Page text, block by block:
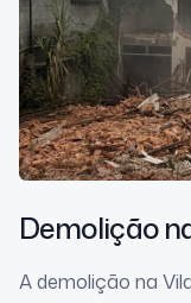
Demolição
A demolição na